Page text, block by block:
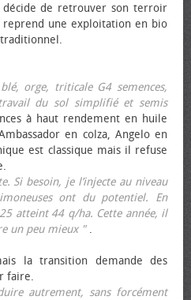
décide de retrouver son terroir
une exploitation en bio
orge, triticale G4 semences,
du sol simplifié et semis
à haut rendement en huile
en colza, Angelo en
est classique mais il refuse
Si besoin, je l’injecte au niveau
ont du potentiel. En
atteint 44 q/ha. Cette année, il
un peu mieux ".
la transition demande des
faire.
autrement, sans forcément